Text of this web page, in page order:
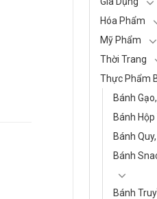
Hóa Phẩm
Mỹ Phẩm
Thời Trang
Thực Phẩm
Bánh
Bánh
Bánh
Bánh
Bánh